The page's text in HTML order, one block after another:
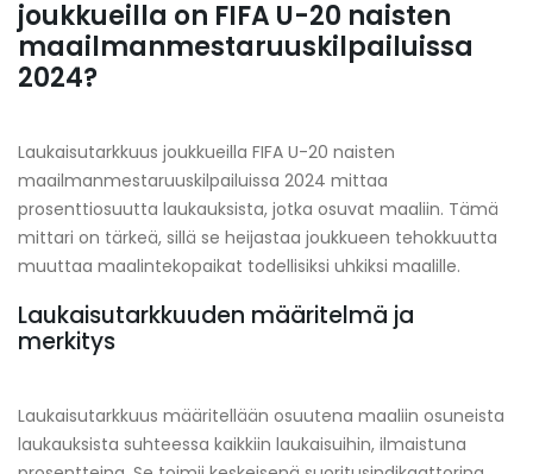
joukkueilla on FIFA U-20 naisten
maailmanmestaruuskilpailuissa
2024?
Laukaisutarkkuus joukkueilla FIFA U-20 naisten
maailmanmestaruuskilpailuissa 2024 mittaa
prosenttiosuutta laukauksista, jotka osuvat maaliin. Tämä
mittari on tärkeä, sillä se heijastaa joukkueen tehokkuutta
muuttaa maalintekopaikat todellisiksi uhkiksi maalille.
Laukaisutarkkuuden määritelmä ja
merkitys
Laukaisutarkkuus määritellään osuutena maaliin osuneista
laukauksista suhteessa kaikkiin laukaisuihin, ilmaistuna